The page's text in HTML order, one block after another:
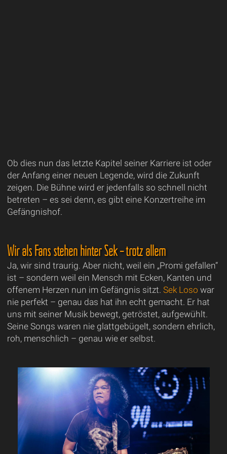
Ob dies nun das letzte Kapitel seiner Karriere ist oder
der Anfang einer neuen Legende, wird die Zukunft
zeigen. Die Bühne wird er jedenfalls so schnell nicht
betreten – es sei denn, es gibt eine Konzertreihe im
Gefängnishof.
Wir als Fans stehen hinter Sek – trotz allem
Ja, wir sind traurig. Aber nicht, weil ein „Promi gefallen“
ist – sondern weil ein Mensch mit Ecken, Kanten und
offenem Herzen nun im Gefängnis sitzt. Sek Loso war
nie perfekt – genau das hat ihn echt gemacht. Er hat
uns mit seiner Musik bewegt, getröstet, aufgewühlt.
Seine Songs waren nie glattgebügelt, sondern ehrlich,
roh, menschlich – genau wie er selbst.